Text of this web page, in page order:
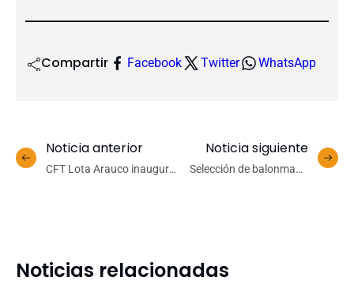
Compartir Facebook Twitter WhatsApp
Noticia anterior
CFT Lota Arauco inaugura
Noticia siguiente
Selección de balonmano
Noticias relacionadas